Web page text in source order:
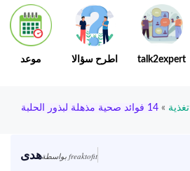
موعد اطرح سؤالا talk2expert
تغذية » 14 فوائد صحية مذهلة لبذور الحلبة
هدى بواسطة freaktofit